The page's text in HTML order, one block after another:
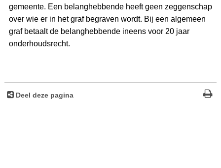
gemeente. Een belanghebbende heeft geen zeggenschap
over wie er in het graf begraven wordt. Bij een algemeen
graf betaalt de belanghebbende ineens voor 20 jaar
onderhoudsrecht.
Deel deze pagina